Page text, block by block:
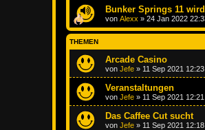
Bunker Springs 11
von Alexx » 24 Jan 2022
THEMEN
Arcade Casino
von Jefe » 11 Sep 2021 12:23
Veranstaltungen
von Jefe » 11 Sep 2021 12:21
Das Caffee Cut sucht
von Jefe » 11 Sep 2021 12:18